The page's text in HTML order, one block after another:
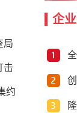
局
击
约
企